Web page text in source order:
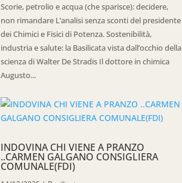
Scorie, petrolio e acqua (che sparisce): decidere,
non rimandare L’analisi senza sconti del presidente
dei Chimici e Fisici di Potenza. Sostenibilità,
industria e salute: la Basilicata vista dall’occhio della
scienza di Walter De Stradis Il dottore in chimica
Augusto...
INDOVINA CHI VIENE A PRANZO
..CARMEN GALGANO CONSIGLIERA
COMUNALE(FDI)